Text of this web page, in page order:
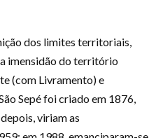
dos limites territoriais,
a imensidão do território
(com Livramento) e
Sepé foi criado em 1876,
viriam as